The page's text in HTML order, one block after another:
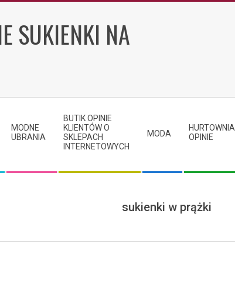
SUKIENKI NA
MODNE
UBRANIA
BUTIK OPINIE
KLIENTÓW O
SKLEPACH
INTERNETOWYCH
MODA
HURTOWNIA
OPINIE
sukienki w prążki